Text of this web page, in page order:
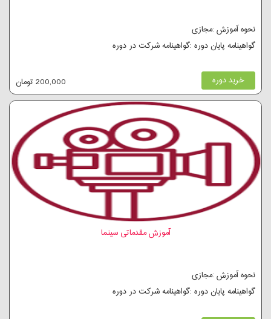
نحوه آموزش :مجازی
گواهینامه پایان دوره :گواهینامه شرکت در دوره
خرید دوره 200,000 تومان
آموزش مقدماتی سینما
نحوه آموزش :مجازی
گواهینامه پایان دوره :گواهینامه شرکت در دوره